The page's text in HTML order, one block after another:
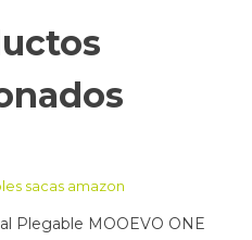
Plegable MOOEVO ONE